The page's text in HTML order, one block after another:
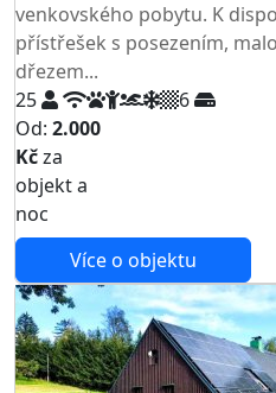
venkovského pobytu. K
přístřešek s posezením,
dřezem...
25
6
Od: 2.000
Kčza
objekt a
noc
Více o objektu